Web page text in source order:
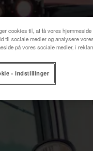
cookies til, at få vores
til sociale medier og analysere
på vores sociale medier, i
- indstillinger